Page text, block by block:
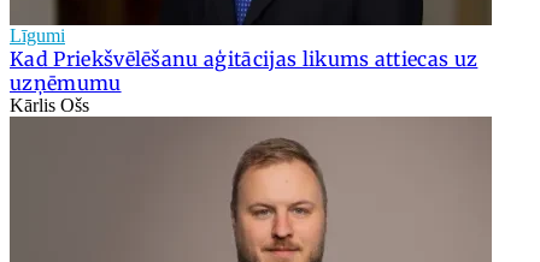
Līgumi
Kad Priekšvēlēšanu aģitācijas likums attiecas uz
uzņēmumu
Kārlis Ošs